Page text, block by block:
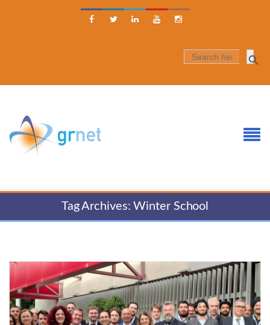
    
Tag Archives: Winter School